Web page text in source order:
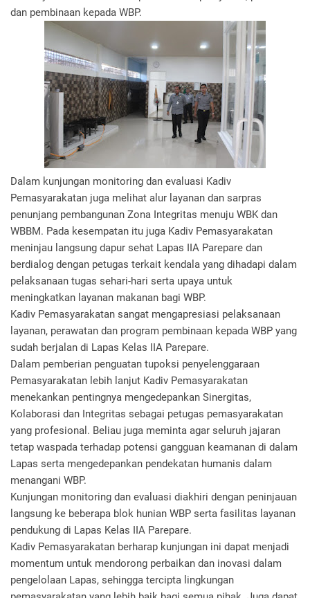
dan pembinaan kepada WBP.
Dalam kunjungan monitoring dan evaluasi Kadiv
Pemasyarakatan juga melihat alur layanan dan sarpras
penunjang pembangunan Zona Integritas menuju WBK dan
WBBM. Pada kesempatan itu juga Kadiv Pemasyarakatan
meninjau langsung dapur sehat Lapas IIA Parepare dan
berdialog dengan petugas terkait kendala yang dihadapi dalam
pelaksanaan tugas sehari-hari serta upaya untuk
meningkatkan layanan makanan bagi WBP.
Kadiv Pemasyarakatan sangat mengapresiasi pelaksanaan
layanan, perawatan dan program pembinaan kepada WBP yang
sudah berjalan di Lapas Kelas IIA Parepare.
Dalam pemberian penguatan tupoksi penyelenggaraan
Pemasyarakatan lebih lanjut Kadiv Pemasyarakatan
menekankan pentingnya mengedepankan Sinergitas,
Kolaborasi dan Integritas sebagai petugas pemasyarakatan
yang profesional. Beliau juga meminta agar seluruh jajaran
tetap waspada terhadap potensi gangguan keamanan di dalam
Lapas serta mengedepankan pendekatan humanis dalam
menangani WBP.
Kunjungan monitoring dan evaluasi diakhiri dengan peninjauan
langsung ke beberapa blok hunian WBP serta fasilitas layanan
pendukung di Lapas Kelas IIA Parepare.
Kadiv Pemasyarakatan berharap kunjungan ini dapat menjadi
momentum untuk mendorong perbaikan dan inovasi dalam
pengelolaan Lapas, sehingga tercipta lingkungan